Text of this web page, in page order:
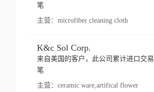
笔
主营： microfiber cleaning cloth
K&c Sol Corp.
来自美国的客户，此公司累计进口交易
笔
主营： ceramic ware,artifical flower